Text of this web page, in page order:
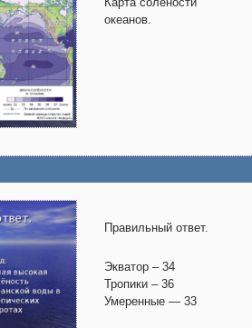
океанов.
Правильный ответ.
Экватор – 34
Тропики – 36
Умеренные — 33